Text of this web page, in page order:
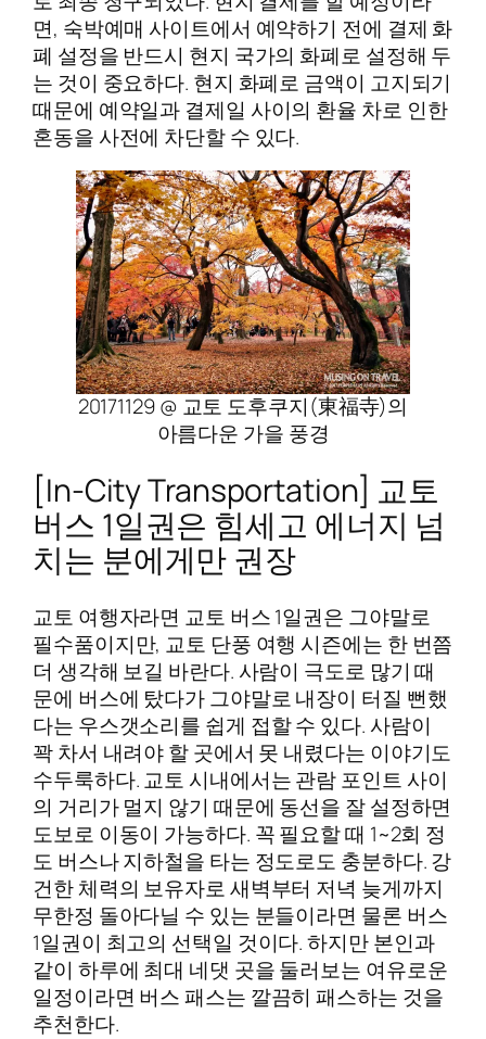
면, 숙박예매 사이트에서 예약하기 전에 결제 화
폐 설정을 반드시 현지 국가의 화폐로 설정해 두
는 것이 중요하다. 현지 화폐로 금액이 고지되기
때문에 예약일과 결제일 사이의 환율 차로 인한
혼동을 사전에 차단할 수 있다.
20171129 @ 교토 도후쿠지(東福寺)의
아름다운 가을 풍경
[In-City Transportation] 교토
버스 1일권은 힘세고 에너지 넘
치는 분에게만 권장
교토 여행자라면 교토 버스 1일권은 그야말로
필수품이지만, 교토 단풍 여행 시즌에는 한 번쯤
더 생각해 보길 바란다. 사람이 극도로 많기 때
문에 버스에 탔다가 그야말로 내장이 터질 뻔했
다는 우스갯소리를 쉽게 접할 수 있다. 사람이
꽉 차서 내려야 할 곳에서 못 내렸다는 이야기도
수두룩하다. 교토 시내에서는 관람 포인트 사이
의 거리가 멀지 않기 때문에 동선을 잘 설정하면
도보로 이동이 가능하다. 꼭 필요할 때 1~2회 정
도 버스나 지하철을 타는 정도로도 충분하다. 강
건한 체력의 보유자로 새벽부터 저녁 늦게까지
무한정 돌아다닐 수 있는 분들이라면 물론 버스
1일권이 최고의 선택일 것이다. 하지만 본인과
같이 하루에 최대 네댓 곳을 둘러보는 여유로운
일정이라면 버스 패스는 깔끔히 패스하는 것을
추천한다.